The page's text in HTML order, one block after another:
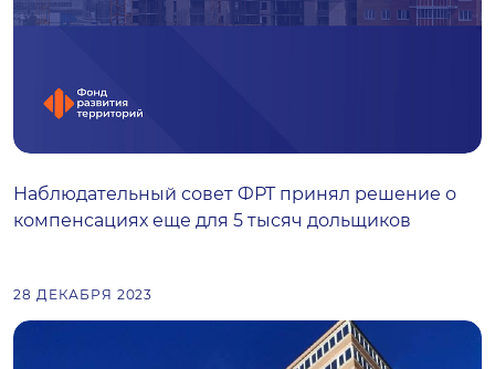
Наблюдательный совет ФРТ принял решение о
компенсациях еще для 5 тысяч дольщиков
28 ДЕКАБРЯ 2023